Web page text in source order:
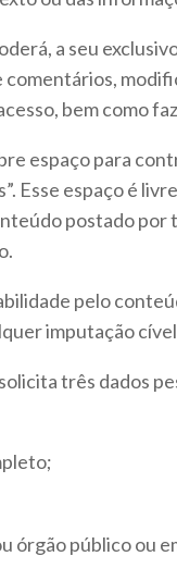
a seu
comentários,
bem como
espaço para
Esse espaço é
postado por
pelo
imputação
três dados
órgão público ou